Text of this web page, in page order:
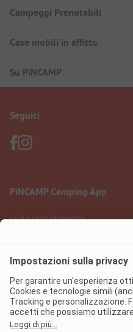
Campeggi Prenotabili
Case mobili in affitto
Su PiNCAMP
Seguici
PiNCAMP Camping App
usala gratuitamente
Informazione legale
Protezione dati
Regolamento sui servizi digitali